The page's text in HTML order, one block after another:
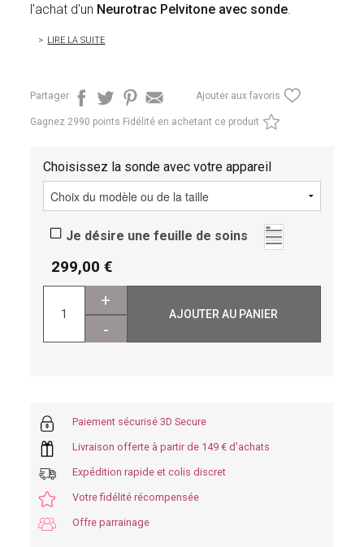
l'achat d'un Neurotrac Pelvitone avec sonde
LIRE LA SUITE
Partager Ajouter aux favoris
Gagnez 2990 points Fidélité en achetant ce produit
Choisissez la sonde avec votre appareil
Je désire une feuille de soins
299,00
+
-
AJOUTER AU PANIER
Paiement sécurisé 3D Secure
Livraison offerte à partir de 149 € d'achats
Expédition rapide et colis discret
Votre fidélité récompensée
Offre parrainage